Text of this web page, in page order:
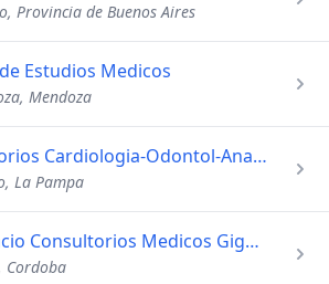
Provincia de Buenos Aires
Estudios Medicos
Mendoza
Andreani Consultorios Cardiologia-Odontol-Anal Clinicos
La Pampa
Agüero Raul Horacio Consultorios Medicos Gigena
Cordoba